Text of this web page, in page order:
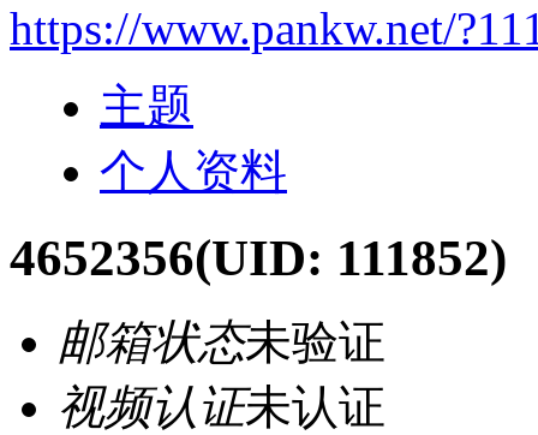
https://www.pankw.net/
主题
个人资料
4652356(UID: 111852)
邮箱状态未验证
视频认证未认证